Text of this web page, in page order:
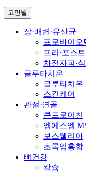
고민별
장·배변·유산균
프로바이오
프리·포스트
차전자피·
글루타치온
글루타치온
스킨케어
관절·연골
콘드로이친
엠에스엠
보스웰리아
초록입홍합
뼈건강
칼슘